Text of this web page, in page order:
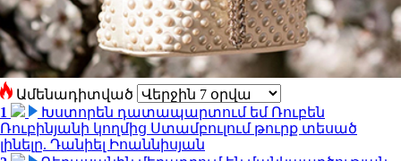
Ամենադիտված
1
Խստորեն դատապարտում եմ Ռուբեն
Ռուբինյանի կողմից Ստամբուլում թուրք տեսած
լինելը. Դանիել Իոաննիսյան